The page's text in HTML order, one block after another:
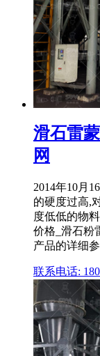
滑石雷
网
2014年10月
的硬度过高,
度低低的物
价格_滑石粉
产品的详细
联系电话: 180